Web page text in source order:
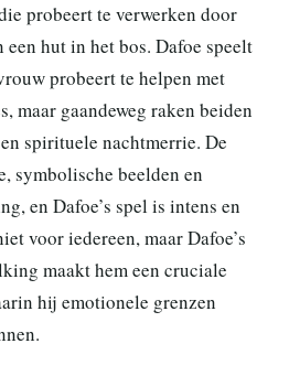
probeert te verwerken door
hut in het bos. Dafoe speelt
probeert te helpen met
maar gaandeweg raken beiden
spirituele nachtmerrie. De
symbolische beelden en
en Dafoe’s spel is intens en
voor iedereen, maar Dafoe’s
maakt hem een cruciale
hij emotionele grenzen